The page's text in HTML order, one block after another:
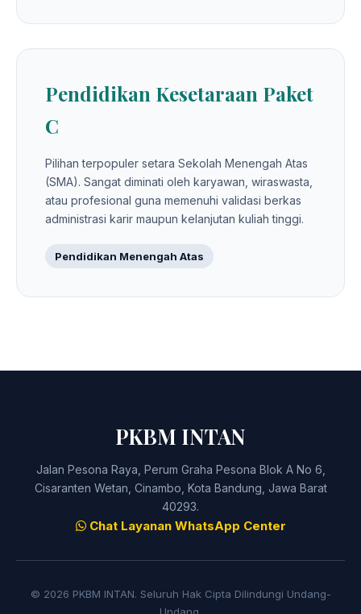
Pendidikan Kesetaraan Paket
C
Pilihan terpopuler setara Sekolah Menengah Atas
(SMA). Sangat diminati oleh karyawan, wiraswasta,
atau profesional guna memenuhi validasi berkas
administrasi karir maupun kelanjutan kuliah tinggi.
Pendidikan Menengah Atas
PKBM INTAN
Jalan Pesona Raya, Perum Graha Pesona Blok A No 6,
Cisaranten Wetan, Cinambo, Kota Bandung, Jawa Barat
40293.
Chat Layanan WhatsApp Center
© 2026 PKBM INTAN. Seluruh Hak Cipta Dilindungi Undang-
Undang.